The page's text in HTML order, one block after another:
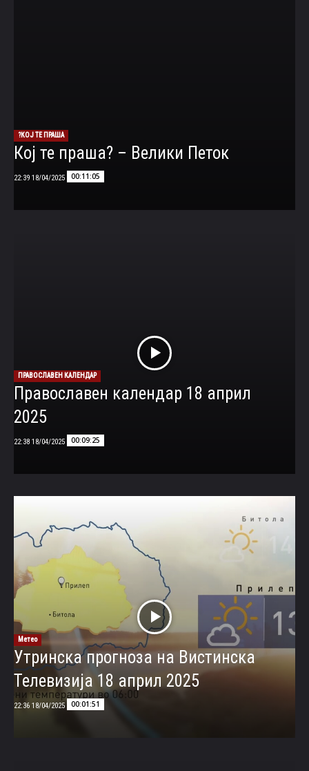
КОЈ ТЕ ПРАША?
Кој те праша? – Велики Петок
00:11:05
18/04/2025 22:39
ПРАВОСЛАВЕН КАЛЕНДАР
Православен календар 18 април
2025
00:09:25
18/04/2025 22:38
Метео
Утринска прогноза на Вистинска
Телевизија 18 април 2025
00:01:51
18/04/2025 22:36